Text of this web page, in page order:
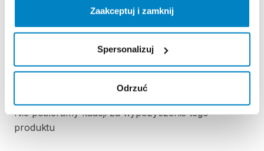
Zaakceptuj i zamknij
Spersonalizuj
Odrzuć
Regulamin wypożyczalni
Nie pobieramy kaucji za wypożyczenie tego
produktu